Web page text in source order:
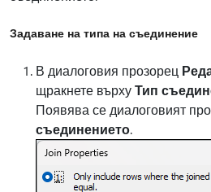
Задаване на типа на съединение
В диалоговия прозорец
щракнете върхуТип
Появява се диалоговият
съединението.